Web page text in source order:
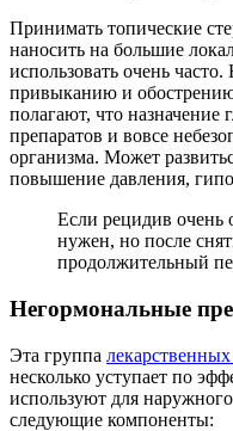
Принимать топические
наносить на большие
использовать очень
привыканию и
полагают, что назначение
препаратов и вовсе
организма. Может
повышение давления,
Если рецидив очень
нужен, но после
продолжительный
Негормональные
Эта группа лекарственных
несколько уступает по
используют для
следующие компоненты: